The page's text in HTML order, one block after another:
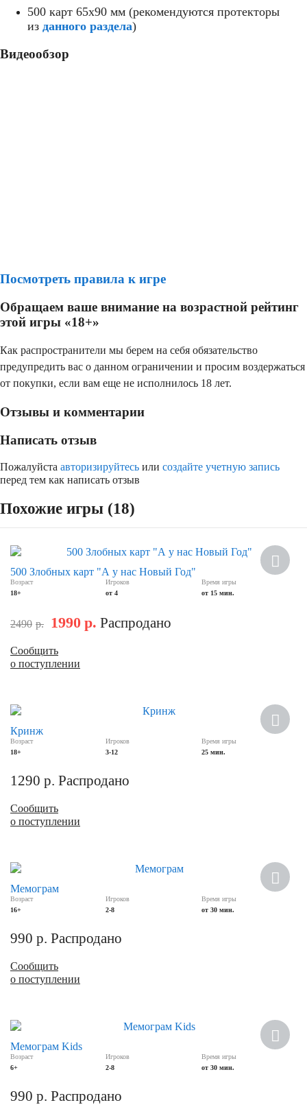
500 карт 65x90 мм (рекомендуются протекторы
из данного раздела)
Видеообзор
Посмотреть правила к игре
Обращаем ваше внимание на возрастной рейтинг
этой игры «18+»
Как распространители мы берем на себя обязательство
предупредить вас о данном ограничении и просим воздержаться
от покупки, если вам еще не исполнилось 18 лет.
Отзывы и комментарии
Написать отзыв
Пожалуйста авторизируйтесь или создайте учетную запись
перед тем как написать отзыв
Похожие игры (18)
500 Злобных карт "А у нас Новый Год"
Возраст
18+
Игроков
от 4
Время игры
от 15 мин.
2490 р. 1990 р. Распродано
Сообщить
о поступлении
Кринж
Возраст
18+
Игроков
3-12
Время игры
25 мин.
1290 р. Распродано
Сообщить
о поступлении
Мемограм
Возраст
16+
Игроков
2-8
Время игры
от 30 мин.
990 р. Распродано
Сообщить
о поступлении
Мемограм Kids
Возраст
6+
Игроков
2-8
Время игры
от 30 мин.
990 р. Распродано